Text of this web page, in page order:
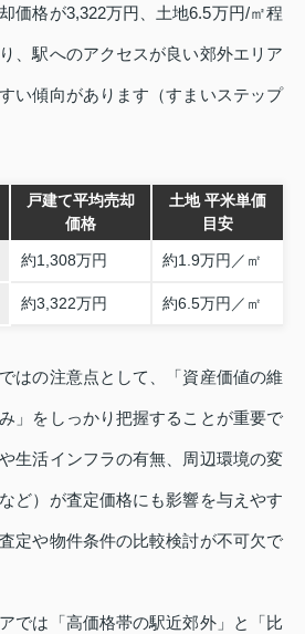
価格が3,322万円、土地6.5万円/㎡程
、駅へのアクセスが良い郊外エリア
い傾向があります（すまいステップ
戸建て平均売却
価格
土地 平米単価
目安
約1,308万円 約1.9万円／㎡
約3,322万円 約6.5万円／㎡
はの注意点として、「資産価値の維
」をしっかり把握することが重要で
生活インフラの有無、周辺環境の変
ど）が査定価格にも影響を与えやす
定や物件条件の比較検討が不可欠で
では「高価格帯の駅近郊外」と「比